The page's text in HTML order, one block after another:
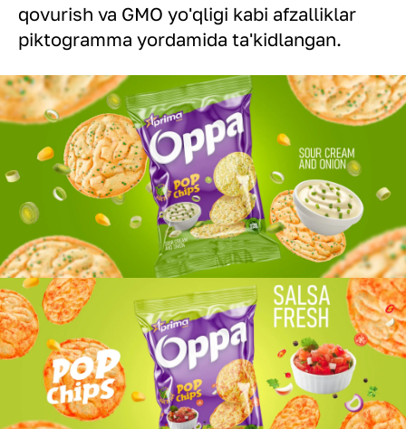
qovurish va GMO yo'qligi kabi afzalliklar
piktogramma yordamida ta'kidlangan.